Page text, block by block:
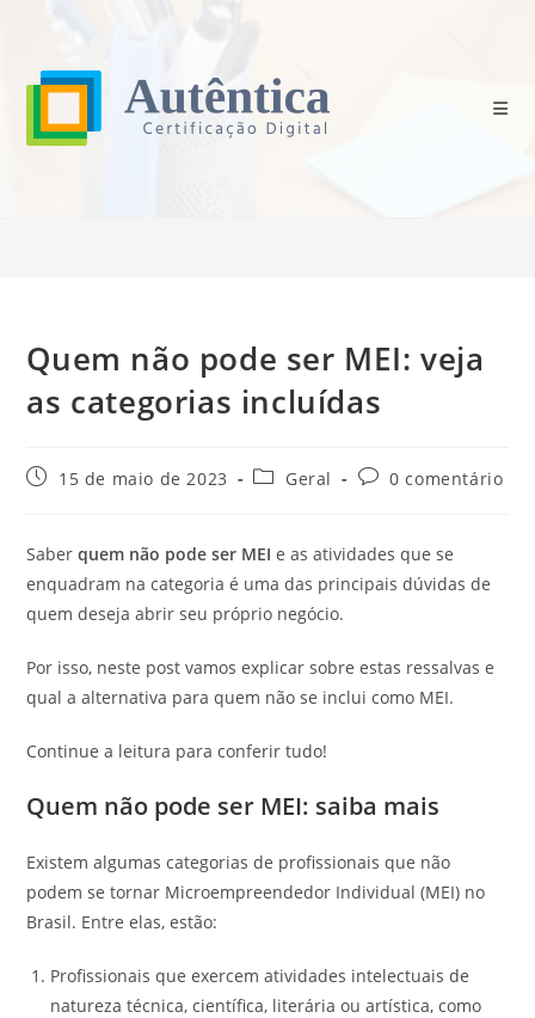
Quem não pode ser MEI: veja
as categorias incluídas
Post15 de maio de 2023
Categoria
Geral
Comentários
0 comentário
Saberquem não pode ser MEIe as atividades que se
enquadram na categoria é uma das principais dúvidas de
quem deseja abrir seu próprio negócio.
Por isso, neste post vamos explicar sobre estas ressalvas e
qual a alternativa para quem não se inclui como MEI.
Continue a leitura para conferir tudo!
Quem não pode ser MEI: saiba mais
Existem algumas categorias de profissionais que não
podem se tornar Microempreendedor Individual (MEI) no
Brasil. Entre elas, estão:
Profissionais que exercem atividades intelectuais de
natureza técnica, científica, literária ou artística, como